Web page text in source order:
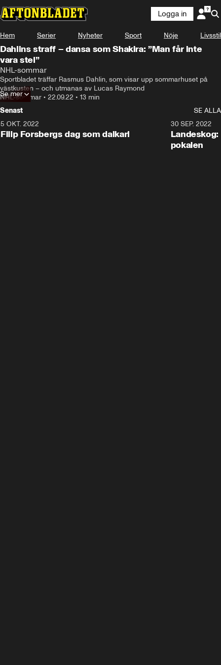
Logga in
Hem Serier Nyheter Sport Nöje Livsstil
Dahlins straff – dansa som Shakira: ”Man får inte
vara stel”
NHL-sommar
Sportbladet träffar Rasmus Dahlin, som visar upp sommarhuset på
västkusten – och utmanas av Lucas Raymond
NHL-sommar • 22.09.22 • 13 min
Se mer
Senast
SE ALLA
5 OKT. 2022
Filip Forsbergs dag som dalkarl
30 SEP. 2022
pokalen